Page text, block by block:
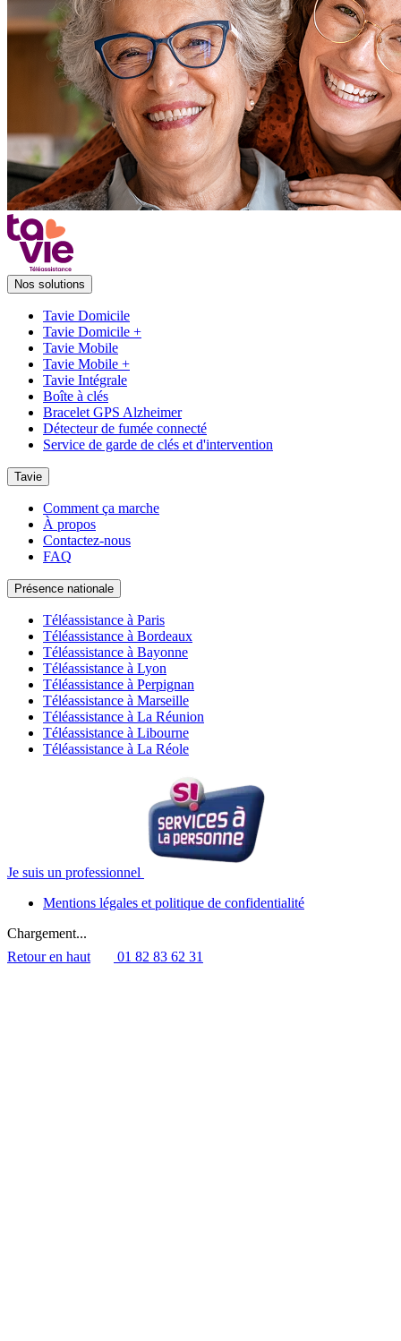
Nos solutions
Tavie Domicile
Tavie Domicile +
Tavie Mobile
Tavie Mobile +
Tavie Intégrale
Boîte à clés
Bracelet GPS Alzheimer
Détecteur de fumée connecté
Service de garde de clés et d'intervention
Tavie
Comment ça marche
À propos
Contactez-nous
FAQ
Présence nationale
Téléassistance à Paris
Téléassistance à Bordeaux
Téléassistance à Bayonne
Téléassistance à Lyon
Téléassistance à Perpignan
Téléassistance à Marseille
Téléassistance à La Réunion
Téléassistance à Libourne
Téléassistance à La Réole
Je suis un professionnel
Mentions légales et politique de confidentialité
Chargement...
Retour en haut
01 82 83 62 31